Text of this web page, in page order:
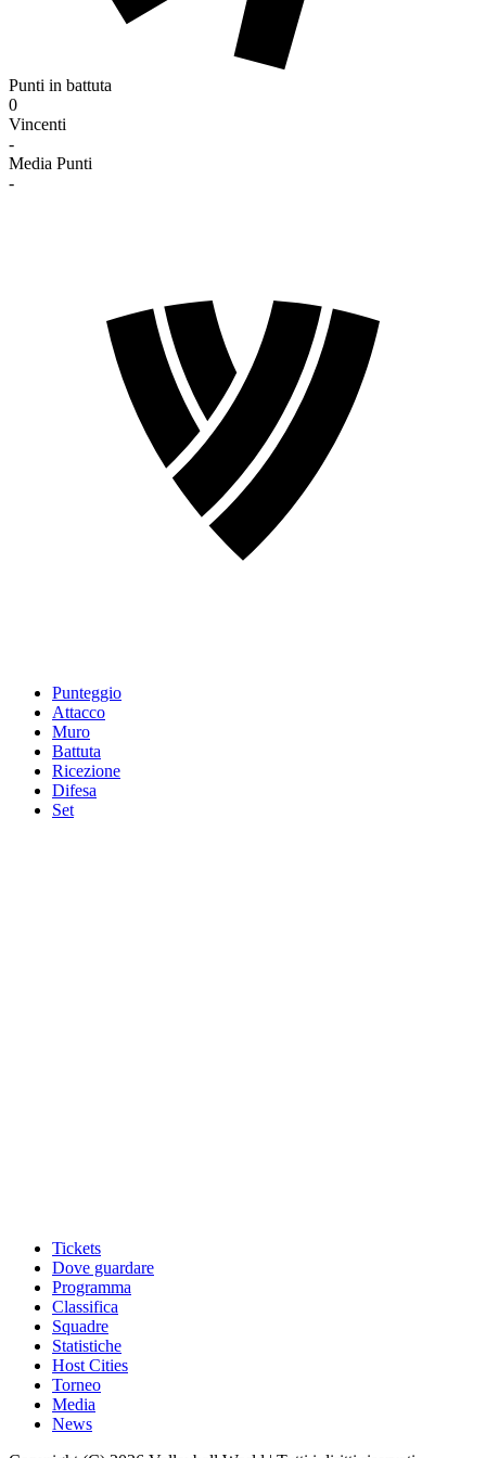
Punti in battuta
0
Vincenti
-
Media Punti
-
Punteggio
Attacco
Muro
Battuta
Ricezione
Difesa
Set
Tickets
Dove guardare
Programma
Classifica
Squadre
Statistiche
Host Cities
Torneo
Media
News